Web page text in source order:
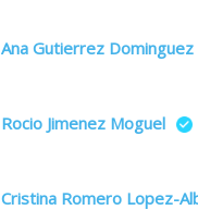
Ana Gutierrez Dominguez
Rocio Jimenez Moguel
Cristina Romero Lopez-